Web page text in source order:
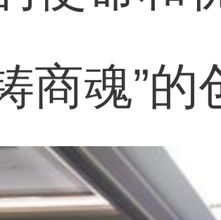
商魂”的